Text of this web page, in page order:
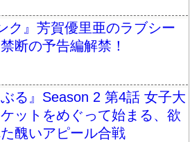
ク』芳賀優里亜のラブシー
断の予告編解禁！
ぶる』Season 2 第4話 女子大
ットをめぐって始まる、欲
醜いアピール合戦